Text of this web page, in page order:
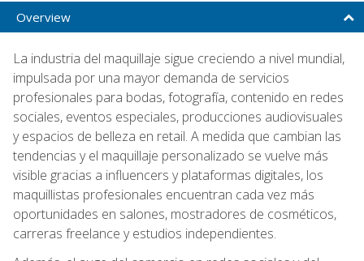
Overview
La industria del maquillaje sigue creciendo a nivel mundial,
impulsada por una mayor demanda de servicios
profesionales para bodas, fotografía, contenido en redes
sociales, eventos especiales, producciones audiovisuales
y espacios de belleza en retail. A medida que cambian las
tendencias y el maquillaje personalizado se vuelve más
visible gracias a influencers y plataformas digitales, los
maquillistas profesionales encuentran cada vez más
oportunidades en salones, mostradores de cosméticos,
carreras freelance y estudios independientes.